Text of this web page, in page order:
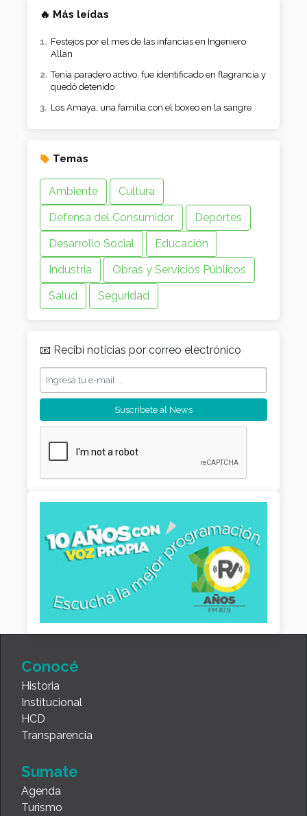
🔥 Más leídas
Festejos por el mes de las infancias en Ingeniero
Allan
Tenía paradero activo, fue identificado en flagrancia y
quedó detenido
Los Amaya, una familia con el boxeo en la sangre
Temas
Ambiente
Cultura
Defensa del Consumidor
Deportes
Desarrollo Social
Educación
Industria
Obras y Servicios Públicos
Salud
Seguridad
📧 Recibí noticias por correo electrónico
Conocé
Historia
Institucional
HCD
Transparencia
Sumate
Agenda
Turismo